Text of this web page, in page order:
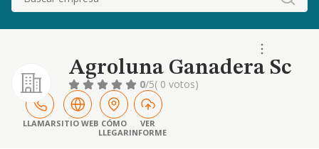
Agroluna Ganadera Sc
0/5( 0 votos)
LLAMARSITIO WEB CÓMO
LLEGAR
VER
INFORME